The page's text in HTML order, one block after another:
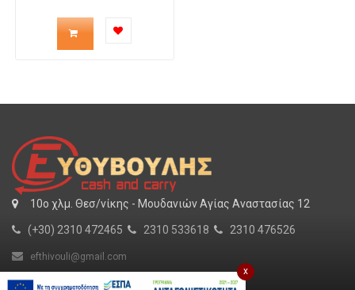
προϊόντος
το
καλάθι
10o χλμ. Θεσ/νίκης - Μουδανιών Αγίας Αναστασίας 12
(+30) 2310 472465 2310 533618 2310 476526
efthivouli@gmail.com
x